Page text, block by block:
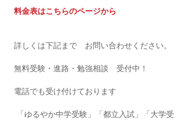
料金表はこちらのページから
詳しくは下記まで　お問い合わせください。
無料受験・進路・勉強相談　受付中！
電話でも受け付けております